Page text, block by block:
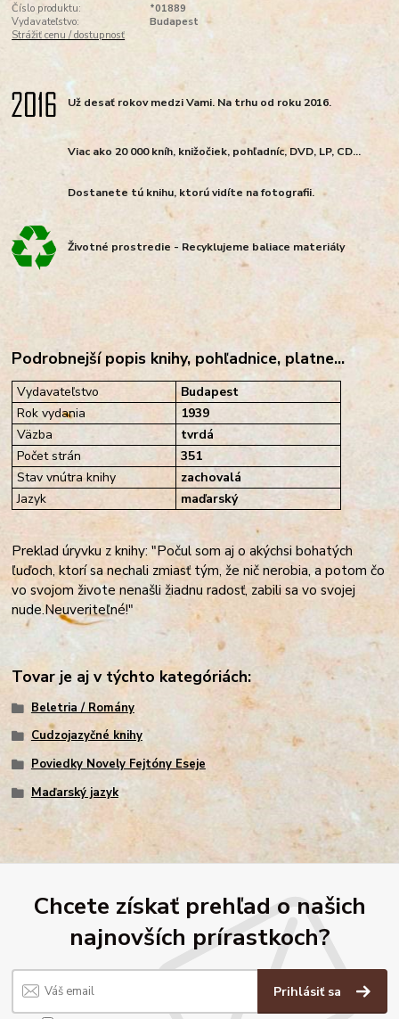
Číslo produktu:
*01889
Vydavateľstvo:
Budapest
Strážiť cenu / dostupnosť
Už desať rokov medzi Vami. Na trhu od roku 2016.
Viac ako 20 000 kníh, knižočiek, pohľadníc, DVD, LP, CD...
Dostanete tú knihu, ktorú vidíte na fotografii.
Životné prostredie - Recyklujeme baliace materiály
Podrobnejší popis knihy, pohľadnice, platne...
Vydavateľstvo
Budapest
Rok vydania
1939
Väzba
tvrdá
Počet strán
351
Stav vnútra knihy
zachovalá
Jazyk
maďarský
Prekladúryvku z knihy:"Počul som aj o akýchsi bohatých
ľuďoch, ktorí sa nechali zmiasť tým, že nič nerobia, a potom čo
vo svojom živote nenašli žiadnu radosť, zabili sa vo svojej
nude.Neuveriteľné!"
Tovar je aj v týchto kategóriách:
Beletria / Romány
Cudzojazyčné knihy
Poviedky Novely Fejtóny Eseje
Maďarský jazyk
Chcete získať prehľad o našich
najnovších prírastkoch?
Prihlásiť sa